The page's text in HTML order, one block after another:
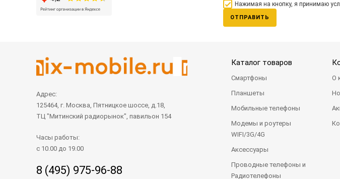
Нажимая на кнопку, я принимаю
ОТПРАВИТЬ
Адрес:
125464, г. Москва, Пятницкое шоссе, д.18,
ТЦ "Митинский радиорынок", павильон 154
Часы работы:
с 10.00 до 19.00
8 (495) 975-96-88
Каталог товаров
Смартфоны
Планшеты
Мобильные телефоны
Модемы и роутеры
WIFI/3G/4G
Аксессуары
Проводные телефоны и
Радиотелефоны
О